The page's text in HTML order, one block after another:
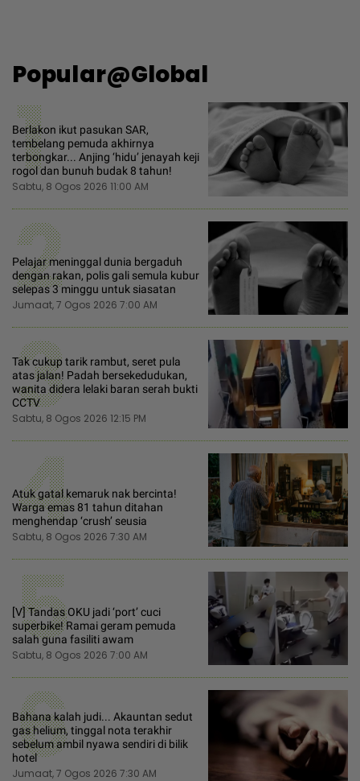
Popular@Global
1
Berlakon ikut pasukan SAR,
tembelang pemuda akhirnya
terbongkar... Anjing ‘hidu’ jenayah keji
rogol dan bunuh budak 8 tahun!
Sabtu, 8 Ogos 2026 11:00 AM
2
Pelajar meninggal dunia bergaduh
dengan rakan, polis gali semula kubur
selepas 3 minggu untuk siasatan
Jumaat, 7 Ogos 2026 7:00 AM
3
Tak cukup tarik rambut, seret pula
atas jalan! Padah bersekedudukan,
wanita didera lelaki baran serah bukti
CCTV
Sabtu, 8 Ogos 2026 12:15 PM
4
Atuk gatal kemaruk nak bercinta!
Warga emas 81 tahun ditahan
menghendap ‘crush’ seusia
Sabtu, 8 Ogos 2026 7:30 AM
5
[V] Tandas OKU jadi ‘port’ cuci
superbike! Ramai geram pemuda
salah guna fasiliti awam
Sabtu, 8 Ogos 2026 7:00 AM
6
Bahana kalah judi... Akauntan sedut
gas helium, tinggal nota terakhir
sebelum ambil nyawa sendiri di bilik
hotel
Jumaat, 7 Ogos 2026 7:30 AM